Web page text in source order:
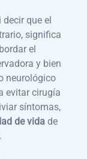
que el
significa
el
y bien
neurológico
evitar cirugía
síntomas,
de vida de